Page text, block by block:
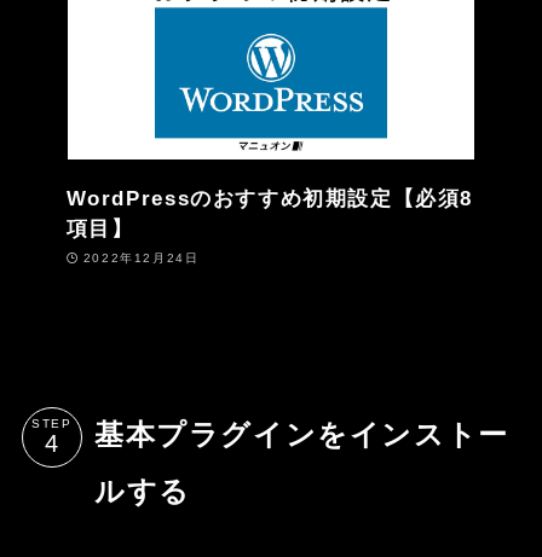
WordPressのおすすめ初期設定【必須8
項目】
2022年12月24日
STEP
基本プラグインをインストー
ルする